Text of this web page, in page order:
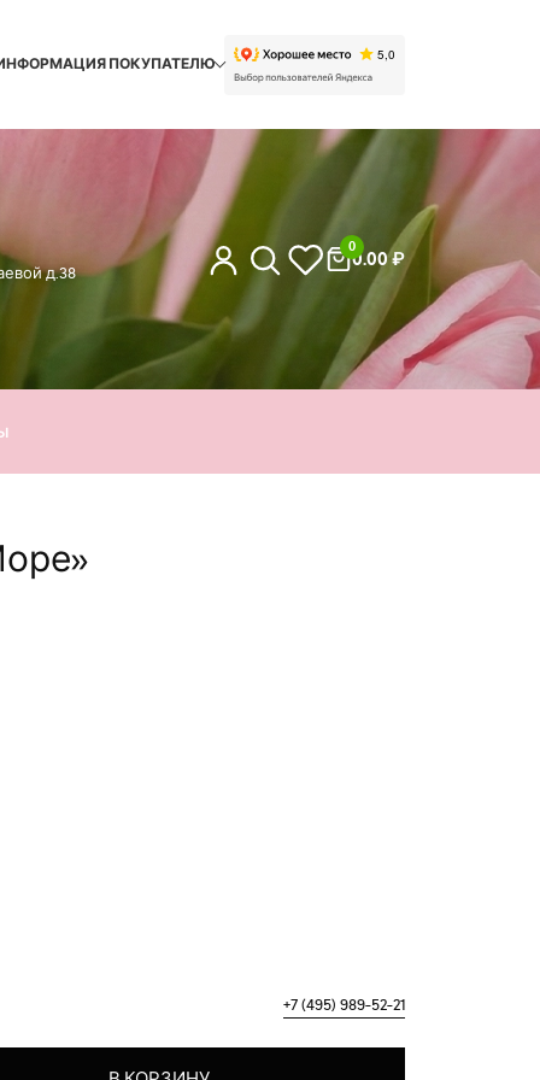
ПОКУПАТЕЛЮ
д.38
0
0.00₽
+7 (495) 989-52-21